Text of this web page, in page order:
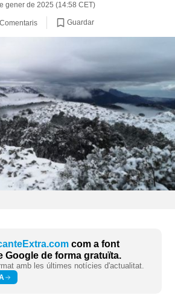
gener de 2025 (14:58 CET)
Comentaris Guardar
com a font
Google de forma gratuïta.
amb les últimes notícies d'actualitat.